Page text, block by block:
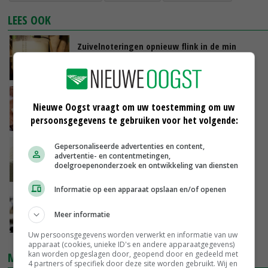
LEES OOK
Zuivelnoteringen opnieuw flink in de min
12-07-2023
Trade ook lager
05-07-2023
Alleen prijs van weipoeder stijgt
28-06-2023
MARKTPRIJZEN
Nieuwe Oogst vraagt om uw toestemming om uw
persoonsgegevens te gebruiken voor het volgende:
Gepersonaliseerde advertenties en content,
advertentie- en contentmetingen,
doelgroepenonderzoek en ontwikkeling van diensten
Informatie op een apparaat opslaan en/of openen
Meer informatie
Uw persoonsgegevens worden verwerkt en informatie van uw
apparaat (cookies, unieke ID's en andere apparaatgegevens)
kan worden opgeslagen door, geopend door en gedeeld met
4 partners of specifiek door deze site worden gebruikt. Wij en